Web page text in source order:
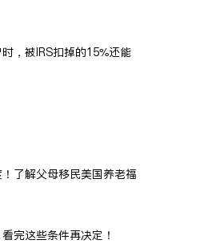
，被IRS扣掉的15%还能
了解父母移民美国养老福
完这些条件再决定！